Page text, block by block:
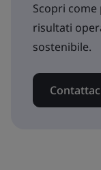
Scopri
risultati
sostenibile.